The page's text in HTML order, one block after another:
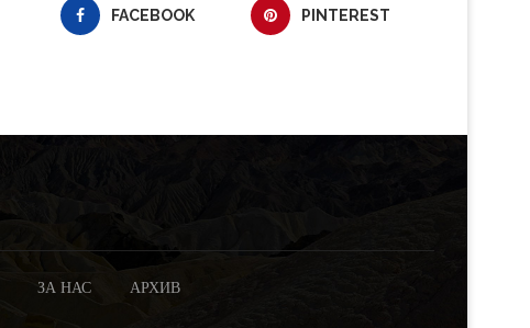
FACEBOOK PINTEREST
ЗА НАС АРХИВ